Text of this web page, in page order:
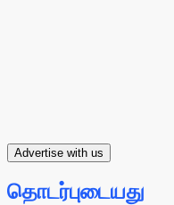
Advertise with us
தொடர்புடையது